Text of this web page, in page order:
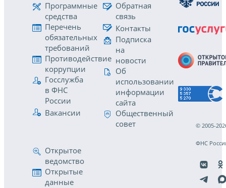
Программные
средства
Перечень
обязательных
требований
Противодействие
коррупции
Госслужба
в ФНС
России
Вакансии
Обратная
связь
Контакты
Подписка
на
новости
Об
использовании
информации
сайта
Общественный
совет
Открытое
ведомство
Открытые
данные
© 2005-
ФНС